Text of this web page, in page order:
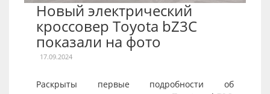
Новый электрический
кроссовер Toyota bZ3C
показали на фото
17.09.2024
Раскрыты первые подробности об